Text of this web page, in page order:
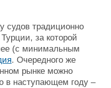
судов традиционно
за которой
(с минимальным
. Очередного же
рынке можно
в наступающем году –